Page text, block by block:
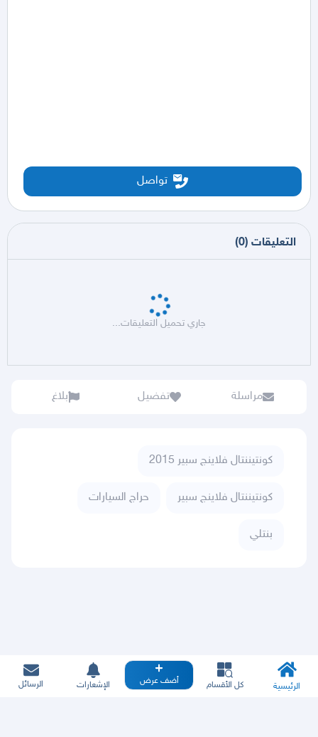
تواصل
التعليقات (
0
)
جاري تحميل التعليقات...
مراسلة تفضيل بلاغ
كونتيننتال فلاينج سبير 2015
كونتيننتال فلاينج سبير حراج السيارات
بنتلي
الرئيسية كل الأقسام أضف عرض الإشعارات الرسائل